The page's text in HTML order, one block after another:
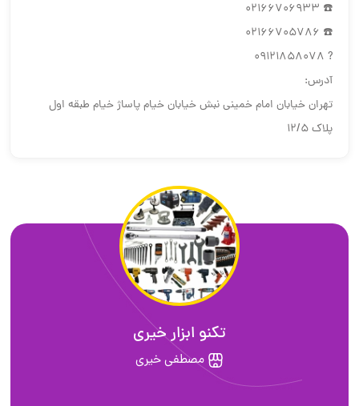
☎️ 02166706933
☎️ 02166705786
? 09121858078
آدرس:
تهران خیابان امام خمینی نبش خیابان خیام پاساژ خیام طبقه اول
پلاک ١٢/۵
تکنو ابزار خیری
مصطفی خیری